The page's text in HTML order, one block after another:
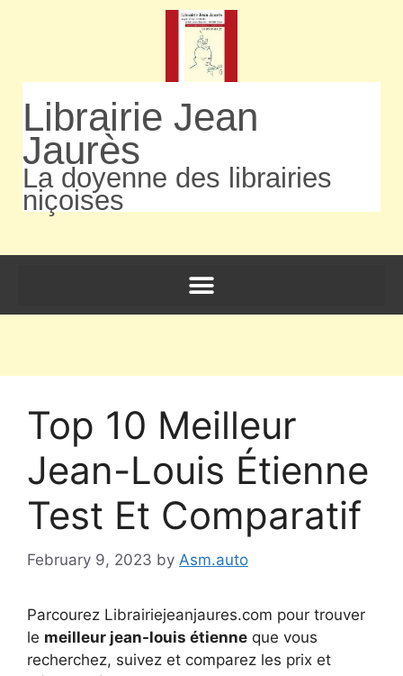
Librairie Jean
Jaurès
La doyenne des librairies
niçoises
Top 10 Meilleur
Jean-Louis Étienne
Test Et Comparatif
February 9, 2023 by Asm.auto
Parcourez Librairiejeanjaures.com pour trouver
le meilleur jean-louis étienne que vous
recherchez, suivez et comparez les prix et